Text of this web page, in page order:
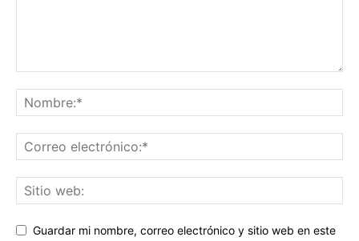
Guardar mi nombre, correo electrónico y sitio web en este